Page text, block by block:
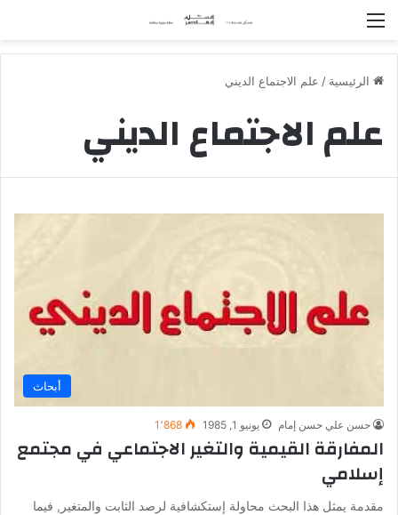
الرئيسية / علم الاجتماع الديني
علم الاجتماع الديني
أبحاث
حسن علي حسن إمام يونيو 1, 1985 1٬868
المفارقة القيمية والتغير الاجتماعي في مجتمع
إسلامي
مقدمة يمثل هذا البحث محاولة إستكشافية لرصد الثابت والمتغير, فيما